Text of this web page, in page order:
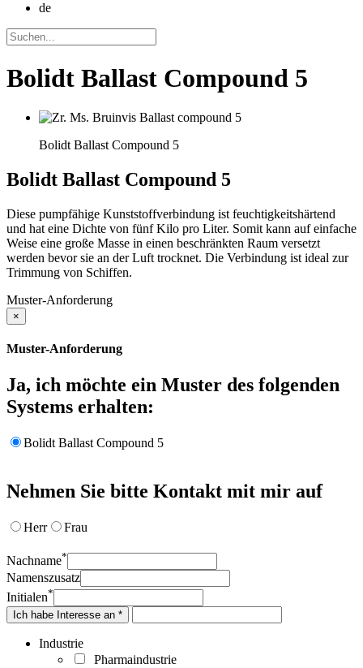
de
Bolidt Ballast Compound 5
Bolidt Ballast Compound 5
Bolidt Ballast Compound 5
Diese pumpfähige Kunststoffverbindung ist feuchtigkeitshärtend
und hat eine Dichte von fünf Kilo pro Liter. Somit kann auf einfache
Weise eine große Masse in einen beschränkten Raum versetzt
werden bevor sie an der Luft trocknet. Die Verbindung ist ideal zur
Trimmung von Schiffen.
Muster-Anforderung
×
Muster-Anforderung
Ja, ich möchte ein Muster des folgenden
Systems erhalten:
Bolidt Ballast Compound 5
Nehmen Sie bitte Kontakt mit mir auf
Herr Frau
Nachname*
Namenszusatz
Initialen*
Ich habe Interesse an *
Industrie
Pharmaindustrie